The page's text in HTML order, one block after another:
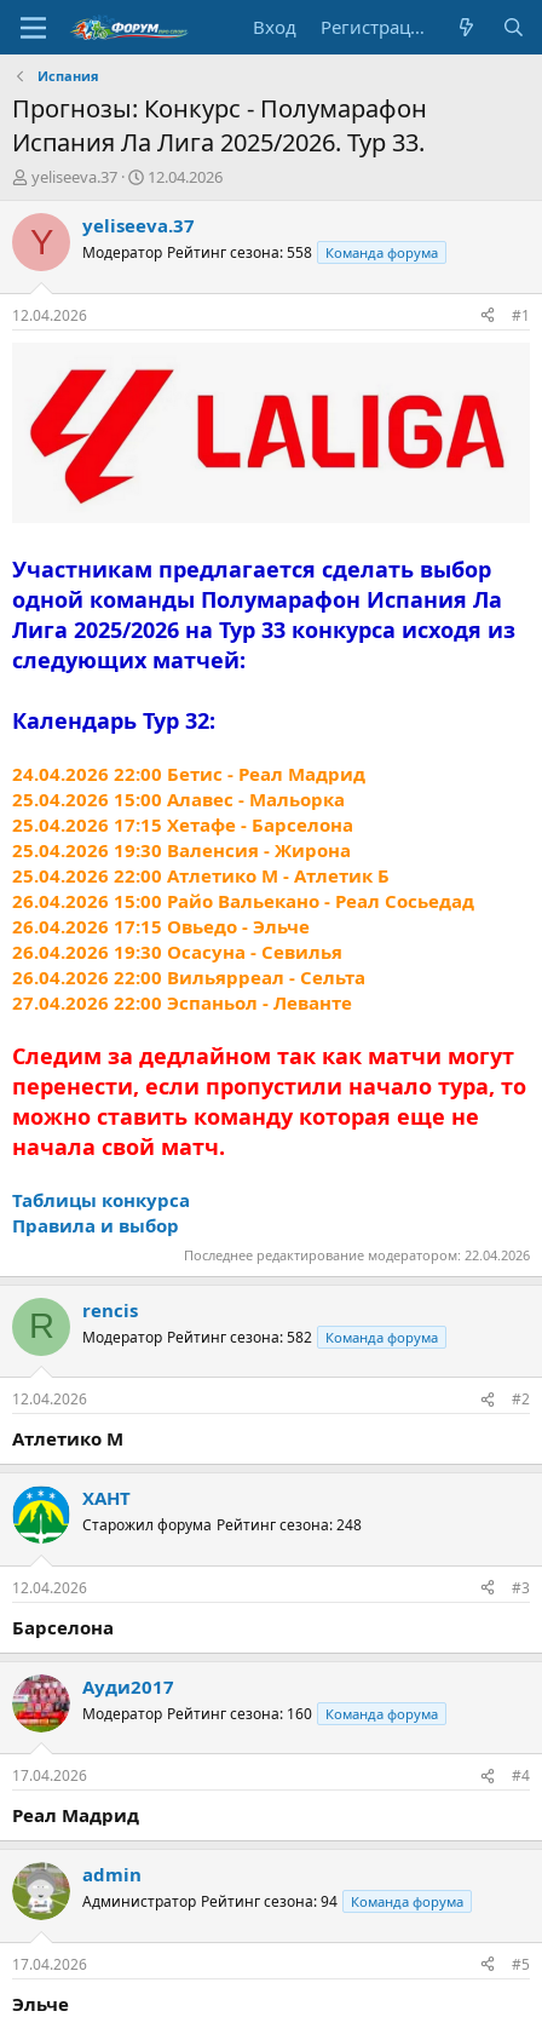
Вход Регистрация
Испания
Прогнозы: Конкурс - Полумарафон
Испания Ла Лига 2025/2026. Тур 33.
А
т
о
т
е
м
yeliseeva.37
Д
т
н
а
а
12.04.2026
Y yeliseeva.37
Модератор Рейтинг сезона: 558 Команда форума
12.04.2026 #1
Участникам предлагается сделать выбор
одной команды Полумарафон Испания Ла
Лига 2025/2026 на Тур 33 конкурса исходя из
следующих матчей:
Календарь Тур 32:
24.04.2026 22:00 Бетис - Реал Мадрид
25.04.2026 15:00 Алавес - Мальорка
25.04.2026 17:15 Хетафе - Барселона
25.04.2026 19:30 Валенсия - Жирона
25.04.2026 22:00 Атлетико М - Атлетик Б
26.04.2026 15:00 Райо Вальекано - Реал Сосьедад
26.04.2026 17:15 Овьедо - Эльче
26.04.2026 19:30 Осасуна - Севилья
26.04.2026 22:00 Вильярреал - Сельта
27.04.2026 22:00 Эспаньол - Леванте
Следим за дедлайном так как матчи могут
перенести, если пропустили начало тура, то
можно ставить команду которая еще не
начала свой матч.
Таблицы конкурса
Правила и выбор
Последнее редактирование модератором: 22.04.2026
R rencis
Модератор Рейтинг сезона: 582 Команда форума
12.04.2026 #2
Атлетико М
ХАНТ
Старожил форума Рейтинг сезона: 248
12.04.2026 #3
Барселона
Ауди2017
Модератор Рейтинг сезона: 160 Команда форума
17.04.2026 #4
Реал Мадрид
admin
Администратор Рейтинг сезона: 94 Команда форума
17.04.2026 #5
Эльче